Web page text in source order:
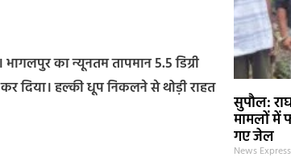
का न्यूनतम तापमान 5.5 डिग्री
दिया। हल्की धूप निकलने से थोड़ी राहत
सुपौल:
मामलों में
गए जेल
News